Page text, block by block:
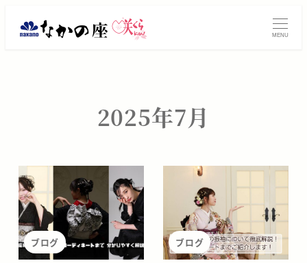
振
ル・
ご
購
入
MENU
2025年7月
ブログ ブログ